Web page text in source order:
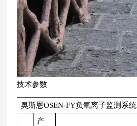
技术参数
奥斯恩OSEN-FY负氧离子监测系统
产